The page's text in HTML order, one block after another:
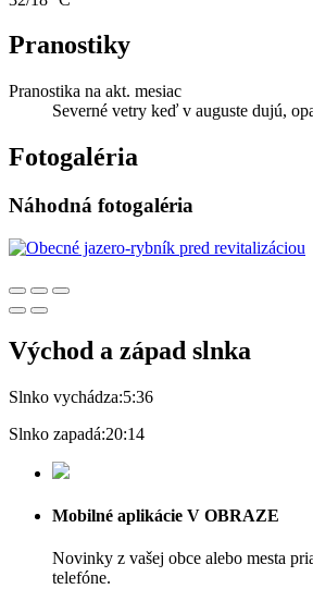
Pranostiky
Pranostika na akt. mesiac
Severné vetry keď v auguste dujú,
Fotogaléria
Náhodná fotogaléria
Východ a západ slnka
Slnko vychádza:5:36
Slnko zapadá:20:14
Mobilné aplikácie V OBRAZE
Novinky z vašej obce alebo mesta
telefóne.